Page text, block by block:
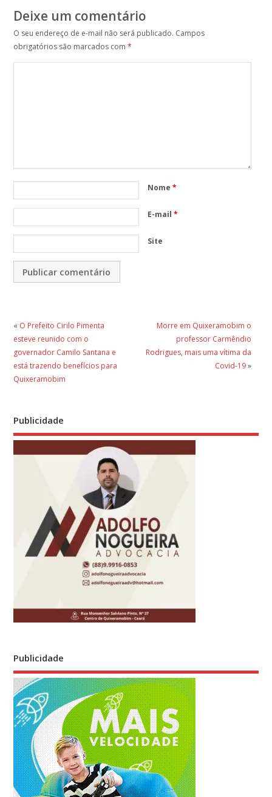
Deixe um comentário
O seu endereço de e-mail não será publicado. Campos
obrigatórios são marcados com *
Nome *
E-mail *
Site
« O Prefeito Cirilo Pimenta
esteve reunido com o
governador Camilo Santana e
está trazendo benefícios para
Quixeramobim
Morre em Quixeramobim o
professor Carmêndio
Rodrigues, mais uma vítima da
Covid-19»
Publicidade
Publicidade